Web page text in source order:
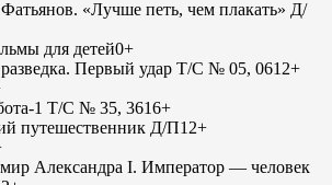
«Лучше петь, чем плакать» Д/
для детей0+
Первый удар Т/С № 05, 0612+
1 Т/С № 35, 3616+
путешественник Д/П12+
Александра I. Император — человек